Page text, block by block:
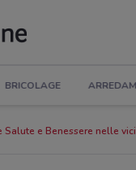
BRICOLAGE
Salute e Benessere nelle